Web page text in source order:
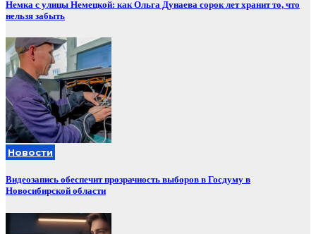
Немка с улицы Немецкой: как Ольга Дунаева сорок лет хранит то, что
нельзя забыть
Новости
Видеозапись обеспечит прозрачность выборов в Госдуму в
Новосибирской области